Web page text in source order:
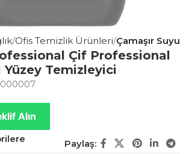
Ofis Temizlik Ürünleri Çamaşır Suyu
Çif Professional
Yüzey Temizleyici
Alın
Paylaş: